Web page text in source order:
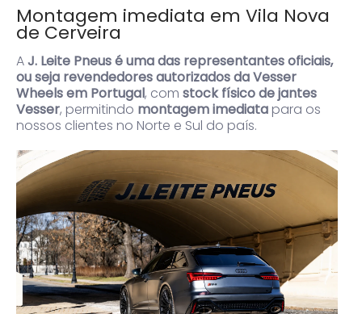
Montagem imediata em Vila Nova
de Cerveira
AJ. Leite Pneus é uma das representantes oficiais,
ou seja revendedores autorizados da Vesser
Wheels em Portugal, com stock físico de jantes
Vesser, permitindo montagem imediata para os
nossos clientes no Norte e Sul do país.